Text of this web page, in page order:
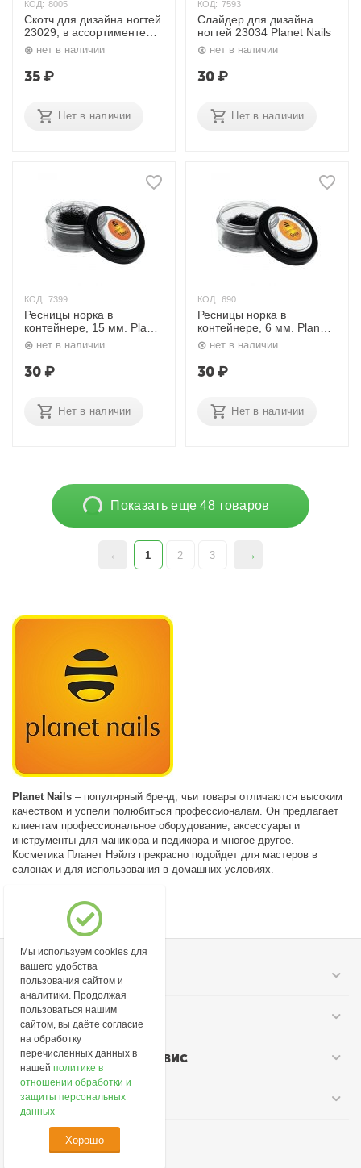
Planet Nails – популярный бренд, чьи товары отличаются высоким
качеством и успели полюбиться профессионалам. Он предлагает
клиентам профессиональное оборудование, аксессуары и
инструменты для маникюра и педикюра и многое другое.
Косметика Планет Нэйлз прекрасно подойдет для мастеров в
салонах и для использования в домашних условиях.
КОД: 8005
Скотч для дизайна ногтей
23029, в ассортименте
Planet Nails
нет в наличии
35₽
Нет в наличии
КОД: 7593
Слайдер для дизайна
ногтей 23034 Planet Nails
нет в наличии
30₽
Нет в наличии
КОД: 7399
Ресницы норка в
контейнере, 15 мм. Planet
Nailsнет в наличии
30₽
Нет в наличии
КОД: 690
Ресницы норка в
контейнере, 6 мм. Planet
Nailsнет в наличии
30₽
Нет в наличии
Показать еще 48 товаров
1 2 3
Моя учетная запись
Информация
Покупательский сервис
Контакты
Мы используем cookies для
вашего удобства
пользования сайтом и
аналитики. Продолжая
пользоваться нашим
сайтом, вы даёте согласие
на обработку
перечисленных данных в
нашейполитике в
отношении обработки и
защиты персональных
данных
Хорошо